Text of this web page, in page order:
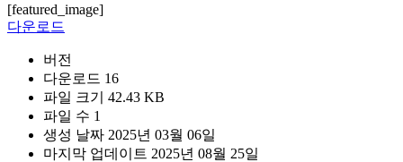
[featured_image]
다운로드
버전
다운로드 16
파일 크기 42.43 KB
파일 수 1
생성 날짜 2025년 03월 06일
마지막 업데이트 2025년 08월 25일